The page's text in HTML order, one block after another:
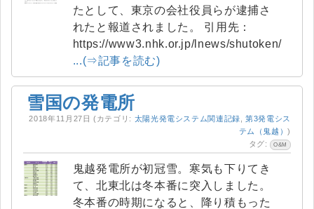
たとして、東京の会社役員らが逮捕さ
れたと報道されました。 引用先：
https://www3.nhk.or.jp/lnews/shutoken/
...(⇒記事を読む)
雪国の発電所
2018年11月27日 (カテゴリ: 太陽光発電システム関連記録 ,第3発電シス
テム（鬼越）)
タグ:
O&M
鬼越発電所が初冠雪。寒気も下りてき
て、北東北は冬本番に突入しました。
冬本番の時期になると、降り積もった